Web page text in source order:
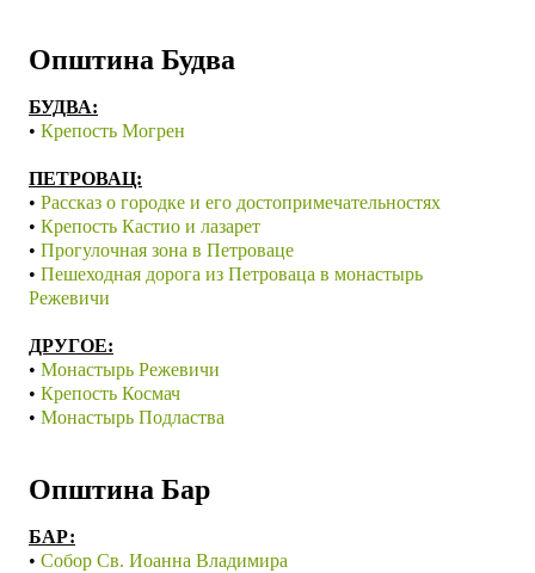
Општина Будва
БУДВА:
• Крепость Могрен
ПЕТРОВАЦ:
• Рассказ о городке и его достопримечательностях
• Крепость Кастио и лазарет
• Прогулочная зона в Петроваце
• Пешеходная дорога из Петроваца в монастырь
Режевичи
ДРУГОЕ:
• Монастырь Режевичи
• Крепость Космач
• Монастырь Подластва
Општина Бар
БАР:
• Собор Св. Иоанна Владимира